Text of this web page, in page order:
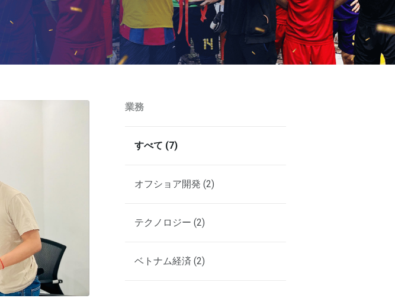
業務
すべて (7)
オフショア開発 (2)
テクノロジー (2)
ベトナム経済 (2)